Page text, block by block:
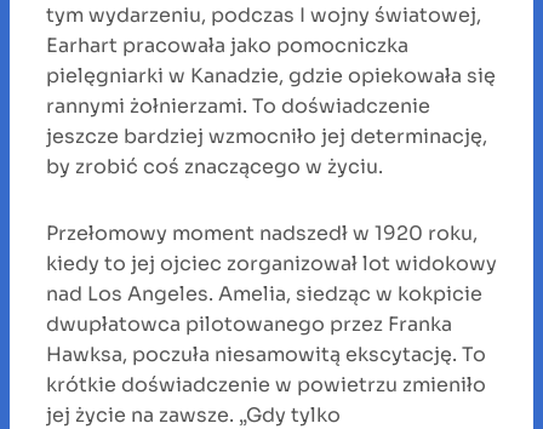
tym wydarzeniu, podczas I wojny światowej,
Earhart pracowała jako pomocniczka
pielęgniarki w Kanadzie, gdzie opiekowała się
rannymi żołnierzami. To doświadczenie
jeszcze bardziej wzmocniło jej determinację,
by zrobić coś znaczącego w życiu.
Przełomowy moment nadszedł w 1920 roku,
kiedy to jej ojciec zorganizował lot widokowy
nad Los Angeles. Amelia, siedząc w kokpicie
dwupłatowca pilotowanego przez Franka
Hawksa, poczuła niesamowitą ekscytację. To
krótkie doświadczenie w powietrzu zmieniło
jej życie na zawsze. „Gdy tylko